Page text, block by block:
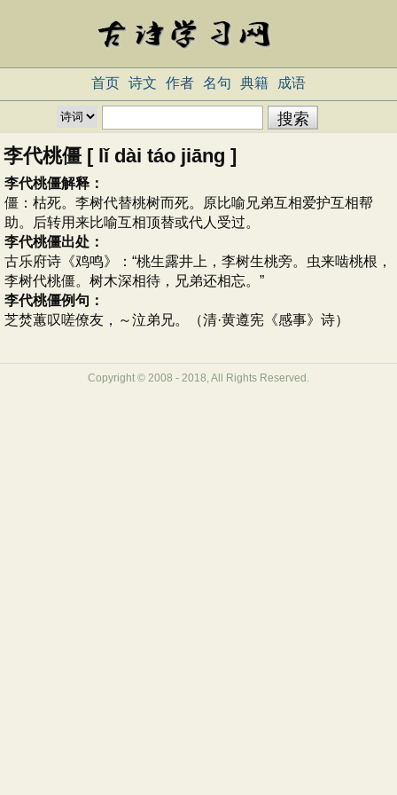
首页 诗文 作者 名句 典籍 成语
李代桃僵 [ lǐ dài táo jiāng ]
李代桃僵解释：
僵：枯死。李树代替桃树而死。原比喻兄弟互相爱护互相帮
助。后转用来比喻互相顶替或代人受过。
李代桃僵出处：
古乐府诗《鸡鸣》：“桃生露井上，李树生桃旁。虫来啮桃根，
李树代桃僵。树木深相待，兄弟还相忘。”
李代桃僵例句：
芝焚蕙叹嗟僚友，～泣弟兄。（清·黄遵宪《感事》诗）
Copyright © 2008 - 2018, All Rights Reserved.